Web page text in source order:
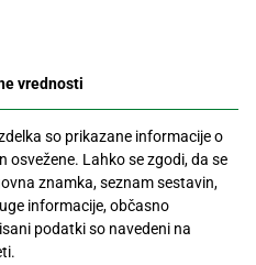
vrednosti
so prikazane informacije o
osvežene. Lahko se zgodi, da se
znamka, seznam sestavin,
informacije, občasno
podatki so navedeni na